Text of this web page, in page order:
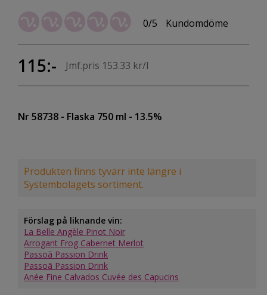
0/5 Kundomdöme
115:- Jmf.pris 153.33 kr/l
Nr 58738 - Flaska 750 ml - 13.5%
Produkten finns tyvärr inte längre i
Systembolagets sortiment.
Förslag på liknande vin:
La Belle Angèle Pinot Noir
Arrogant Frog Cabernet Merlot
Passoã Passion Drink
Passoã Passion Drink
Anée Fine Calvados Cuvée des Capucins